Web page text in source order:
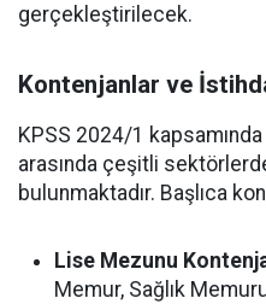
gerçekleştirilecek.
Kontenjanlar ve
KPSS 2024/1
arasında çeşitli
bulunmaktadır. Başlıca
Lise Mezunu
Memur, Sağlık